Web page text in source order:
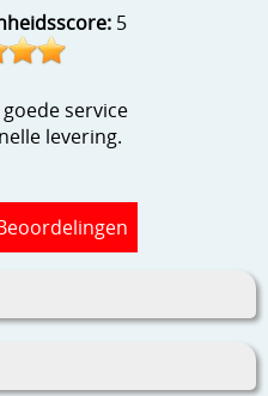
5
goede service
levering.